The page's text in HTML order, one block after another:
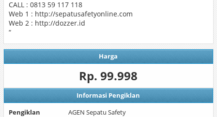
CALL : 0813 59 117 118
Web 1 : http://sepatusafetyonline.com
Web 2 : http://dozzer.id
“
Harga
Rp. 99.998
Informasi Pengiklan
Pengiklan
AGEN Sepatu Safety